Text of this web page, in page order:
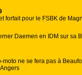
forfait pour le FSBK de
Daemen en IDM sur sa
moto ne se fera pas à